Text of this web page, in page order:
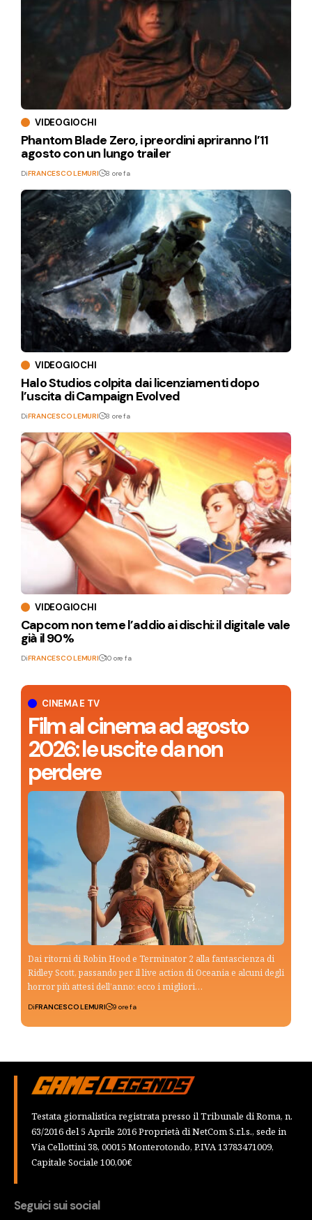
CINEMA E TV
Film al cinema ad agosto
2026: le uscite da non
perdere
Dai ritorni di Robin Hood e Terminator 2 alla fantascienza di
Ridley Scott, passando per il live action di Oceania e alcuni degli
horror più attesi dell’anno: ecco i migliori…
DiFRANCESCO LEMURI 9 ore fa
VIDEOGIOCHI
Phantom Blade Zero, i preordini apriranno l’11
agosto con un lungo trailer
DiFRANCESCO LEMURI 8 ore fa
VIDEOGIOCHI
Halo Studios colpita dai licenziamenti dopo
l’uscita di Campaign Evolved
DiFRANCESCO LEMURI 8 ore fa
VIDEOGIOCHI
Capcom non teme l’addio ai dischi: il digitale vale
già il 90%
DiFRANCESCO LEMURI 10 ore fa
Testata giornalistica registrata presso il Tribunale di Roma, n.
63/2016 del 5 Aprile 2016 Proprietà di NetCom S.r.l.s., sede in
Via Cellottini 38, 00015 Monterotondo, P.IVA 13783471009,
Capitale Sociale 100,00€
Seguici sui social